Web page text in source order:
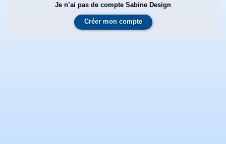
Je n’ai pas de compte Sabine Design
Créer mon compte